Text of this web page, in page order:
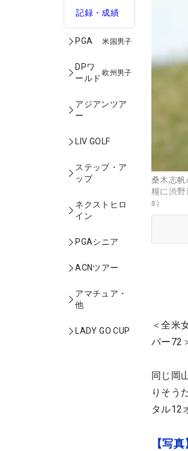
記録・成績
PGA 米国男子
DPワ
ールド
欧州男子
アジアンツア
ー
LIV GOLF
ステップ・ア
ップ
ネクストヒロ
イン
PGAシニア
ACNツアー
アマチュア・
他
LADY GO CUP
桑木志
糧に渋
s）
＜全米
パー72
同じ岡
りそう
タル12
【写